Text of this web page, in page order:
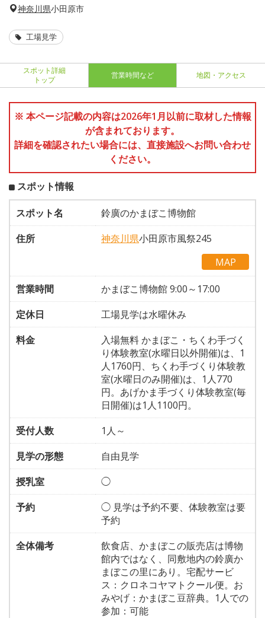
神奈川県小田原市
工場見学
スポット詳細
トップ
営業時間など 地図・アクセス
※ 本ページ記載の内容は2026年1月以前に取材した情報
が含まれております。
詳細を確認されたい場合には、直接施設へお問い合わせ
ください。
スポット情報
スポット名
鈴廣のかまぼこ博物館
住所
神奈川県小田原市風祭245
MAP
営業時間
かまぼこ博物館 9:00～17:00
定休日
工場見学は水曜休み
料金
入場無料 かまぼこ・ちくわ手づく
り体験教室(水曜日以外開催)は、1
人1760円、ちくわ手づくり体験教
室(水曜日のみ開催)は、1人770
円。あげかま手づくり体験教室(毎
日開催)は1人1100円。
受付人数
1人～
見学の形態
自由見学
授乳室
◯
予約
◯ 見学は予約不要、体験教室は要
予約
全体備考
飲食店、かまぼこの販売店は博物
館内ではなく、同敷地内の鈴廣か
まぼこの里にあり。宅配サービ
ス：クロネコヤマトクール便。お
みやげ：かまぼこ豆辞典。1人での
参加：可能